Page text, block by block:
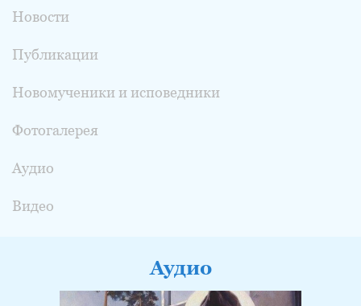
Новости
Публикации
Новомученики и исповедники
Фотогалерея
Аудио
Видео
Аудио